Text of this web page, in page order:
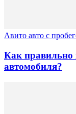
Авито авто с
Как
автомобиля?